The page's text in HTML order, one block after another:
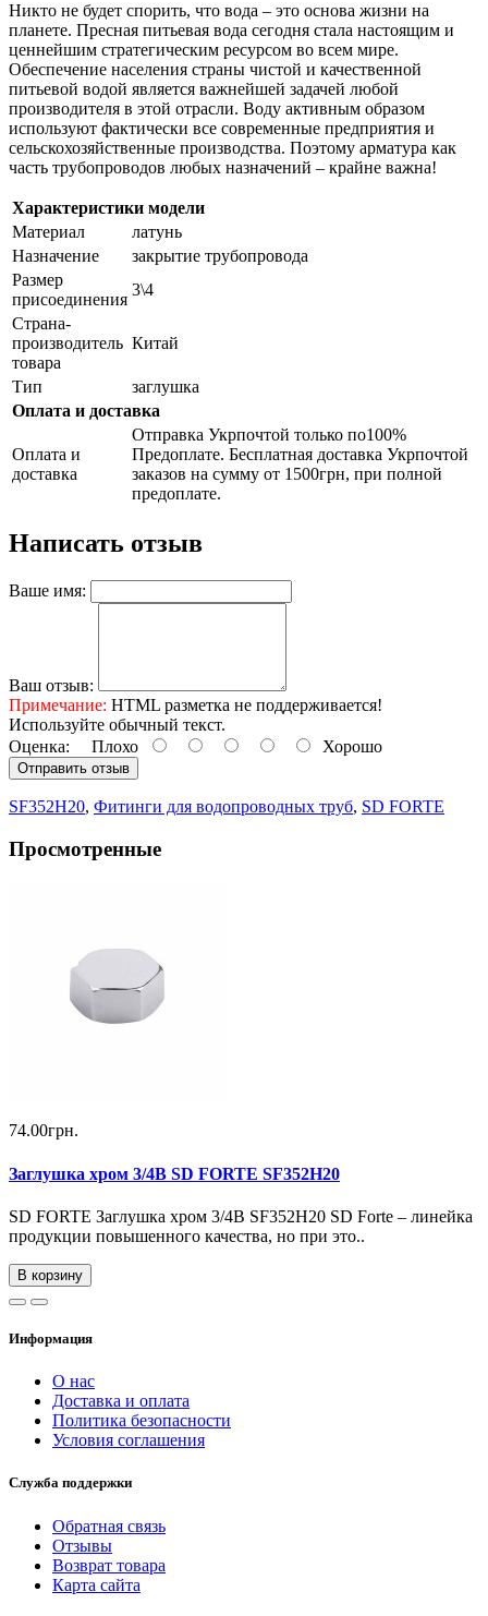
Никто не будет спорить, что вода – это основа жизни на
планете. Пресная питьевая вода сегодня стала настоящим и
ценнейшим стратегическим ресурсом во всем мире.
Обеспечение населения страны чистой и качественной
питьевой водой является важнейшей задачей любой
производителя в этой отрасли. Воду активным образом
используют фактически все современные предприятия и
сельскохозяйственные производства. Поэтому арматура как
часть трубопроводов любых назначений – крайне важна!
Характеристики модели
Материал
латунь
Назначение
закрытие трубопровода
Размер
присоединения
3\4
Страна-
производитель
товара
Китай
Тип
заглушка
Оплата и доставка
Оплата и
доставка
Отправка Укрпочтой только по100%
Предоплате. Бесплатная доставка Укрпочтой
заказов на сумму от 1500грн, при полной
предоплате.
Написать отзыв
Ваше имя:
Ваш отзыв:
Примечание: HTML разметка не поддерживается!
Используйте обычный текст.
Оценка: Плохо Хорошо
Отправить отзыв
SF352H20, Фитинги для водопроводных труб, SD FORTE
Просмотренные
74.00грн.
Заглушка хром 3/4В SD FORTE SF352H20
SD FORTE Заглушка хром 3/4В SF352H20 SD Forte – линейка
продукции повышенного качества, но при это..
В корзину
Информация
О нас
Доставка и оплата
Политика безопасности
Условия соглашения
Служба поддержки
Обратная связь
Отзывы
Возврат товара
Карта сайта